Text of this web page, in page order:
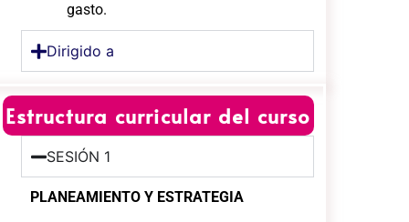
gasto.
Dirigido a
Estructura curricular del curso
SESIÓN 1
PLANEAMIENTO Y ESTRATEGIA